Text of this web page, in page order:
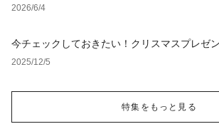
2026/6/4
今チェックしておきたい！クリスマスプレゼ
2025/12/5
特集をもっと見る